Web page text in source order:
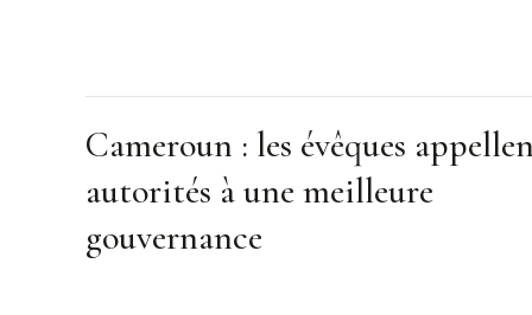
Cameroun : les évêques
autorités à une meilleure
gouvernance